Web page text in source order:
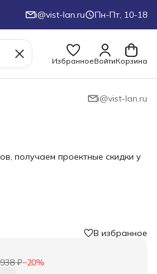
i@vist-lan.ru Пн-Пт, 10-18
ИзбранноеВойтиКорзина
i@vist-lan.ru
получаем проектные скидки у
В избранное
₽−20%